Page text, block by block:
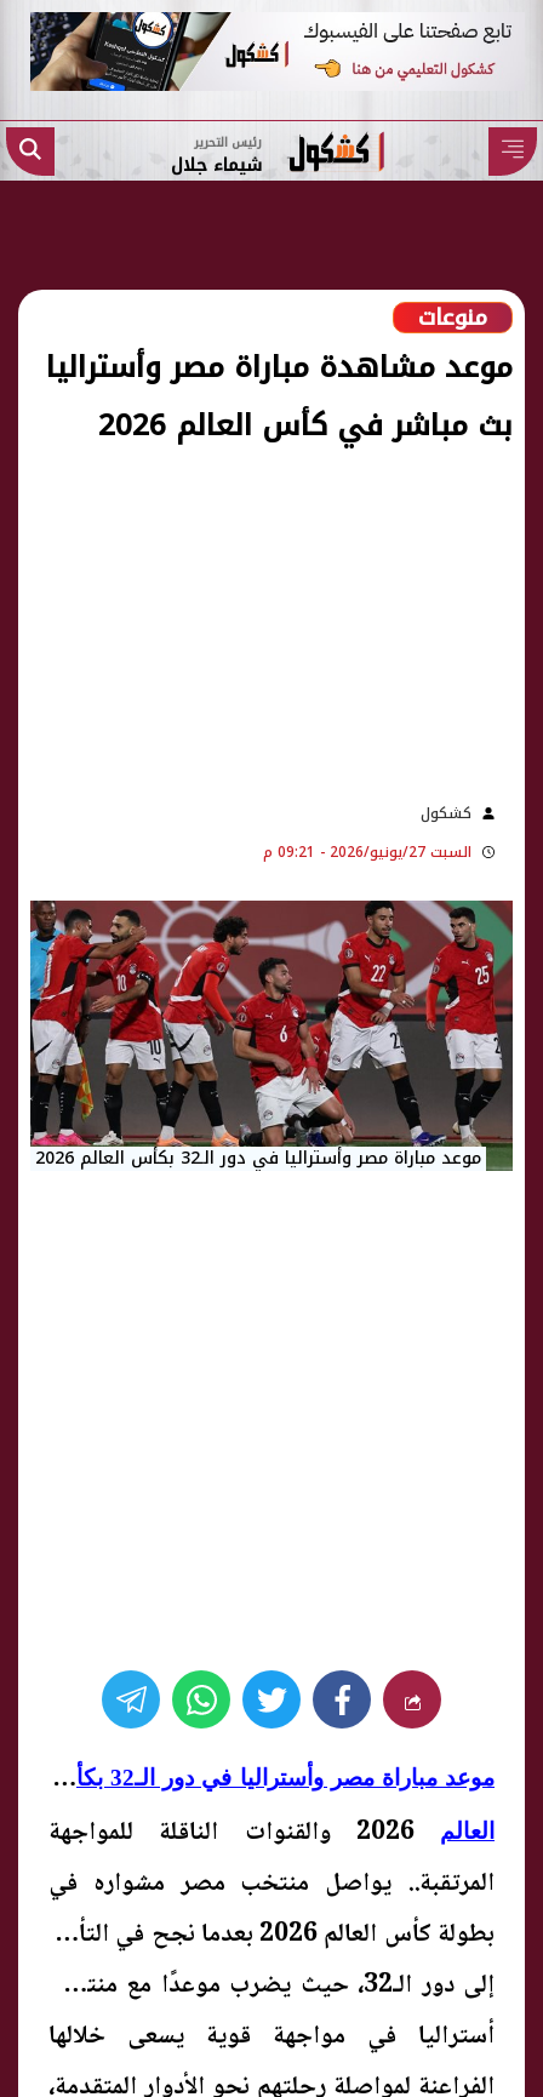
رئيس التحرير
شيماء جلال
منوعات
موعد مشاهدة مباراة مصر وأستراليا
بث مباشر في كأس العالم 2026
كشكول
السبت 27/يونيو/2026 - 09:21 م
موعد مباراة مصر وأستراليا في دور الـ32 بكأس العالم 2026
م
وعد مباراة مصر وأستراليا في دور الـ32 بكأس
العالم
2026 والقنوات الناقلة للمواجهة
المرتقبة.. يواصل منتخب مصر مشواره في
بطولة كأس العالم 2026 بعدما نجح في التأهل
إلى دور الـ32، حيث يضرب موعدًا مع منتخب
أستراليا في مواجهة قوية يسعى خلالها
الفراعنة لمواصلة رحلتهم نحو الأدوار المتقدمة،